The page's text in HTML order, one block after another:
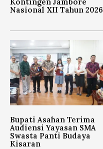
Nasional XII Tahun 2026
Bupati Asahan Terima
Audiensi Yayasan SMA
Swasta Panti Budaya
Kisaran